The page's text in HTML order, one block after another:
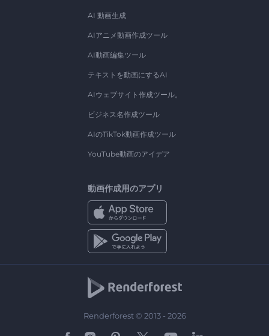
AI 動画生成
AIアニメ動画作成ツール
AI動画編集ツール
テキストを動画にするAI
AIウェブサイト作成ツール。
ビジネス名作成ツール
AIのTikTok動画作成ツール
YouTube動画のアイデア
動画作成用のアプリ
Renderforest © 2013 - 2026